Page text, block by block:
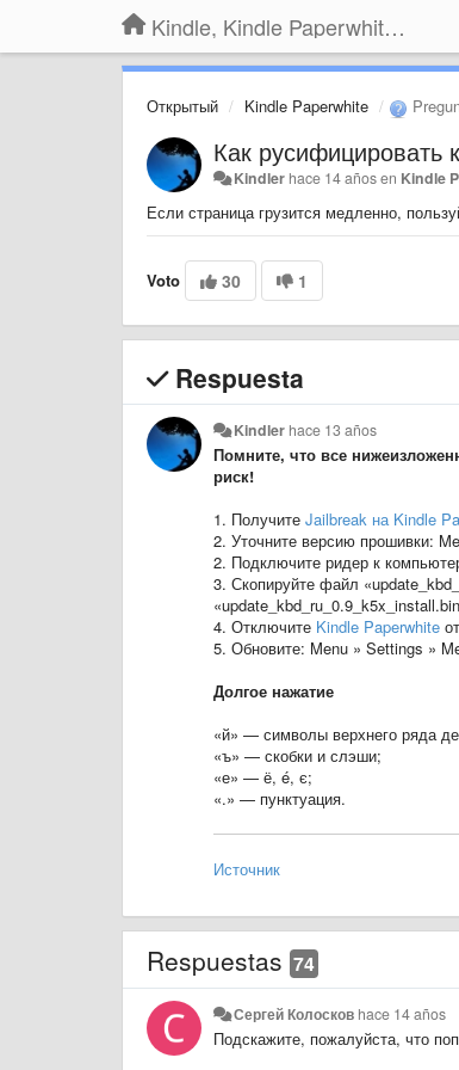
Kindle, Kindle Paperwhite, Kindle Voyage
Открытый Kindle Paperwhite
Как русифицировать
Kindler hace 14 añosen Kindle
Если страница грузится медленно,
Voto 30 1
Respuesta
Kindler hace 13 años
Помните, что все
риск!
1. Получите Jailbreak на Kindle
2. Уточните версию прошивки:
2. Подключите ридер к
3. Скопируйте файл
4. Отключите Kindle Paperwhite
5. Обновите: Menu » Settings »
Долгое нажатие
«й» — символы верхнего ряда
«ъ» — скобки и слэши;
«е» — ё, é, є;
«.» — пунктуация.
Источник
Respuestas 74
Сергей Колосков hace 14 años
​Подскажите, пожалуйста, что